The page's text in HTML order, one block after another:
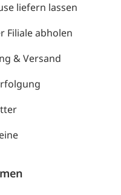
liefern lassen
Filiale abholen
& Versand